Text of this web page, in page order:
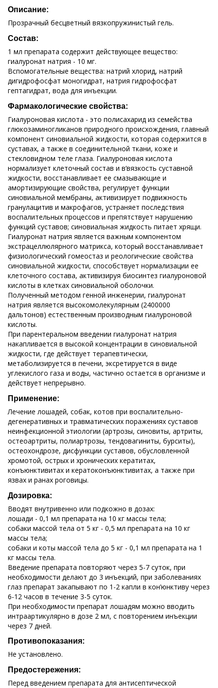
Описание:
Прозрачный бесцветный вязкопружинистый гель.
Состав:
1 мл препарата содержит действующее вещество:
гиалуронат натрия - 10 мг.
Вспомогательные вещества: натрий хлорид, натрий
дигидрофосфат моногидрат, натрия гидрофосфат
гептагидрат, вода для инъекции.
Фармакологические свойства:
Гиалуроновая кислота - это полисахарид из семейства
глюкозаминогликанов природного происхождения, главный
компонент синовиальной жидкости, которая содержится в
суставах, а также в соединительной ткани, коже и
стекловидном теле глаза. Гиалуроновая кислота
нормализует клеточный состав и в’вязкость суставной
жидкости, восстанавливает ее смазывающие и
амортизирующие свойства, регулирует функции
синовиальной мембраны, активизирует подвижность
гранулацитив и макрофагов, устраняет последствия
воспалительных процессов и препятствует нарушению
функций суставов; синовиальная жидкость питает хрящи.
Гиалуронат натрия является важным компонентом
экстрацеллюлярного матрикса, который восстанавливает
физиологический гомеостаз и реологические свойства
синовиальной жидкости, способствует нормализации ее
клеточного состава, активизируя биосинтез гиалуроновой
кислоты в клетках синовиальной оболочки.
Полученный методом генной инженерии, гиалуронат
натрия является высокомолекулярным (2400000
дальтонов) естественным производным гиалуроновой
кислоты.
При парентеральном введении гиалуронат натрия
накапливается в высокой концентрации в синовиальной
жидкости, где действует терапевтически,
метаболизируется в печени, эксретируется в виде
углекислого газа и воды, частично остается в организме и
действует непрерывно.
Применение:
Лечение лошадей, собак, котов при воспалительно-
дегенеративных и травматических поражениях суставов
неинфекционной этиологии (артрозы, синовиты, артриты,
остеоартриты, полиартрозы, тендовагиниты, бурситы),
остеохондрозе, дисфункции суставов, обусловленной
хромотой, острых и хронических кератитах,
конъюнктивитах и кератоконъюнктивитах, а также при
язвах и ранах роговицы.
Дозировка:
Вводят внутривенно или подкожно в дозах:
лошади - 0,1 мл препарата на 10 кг массы тела;
собаки массой тела от 5 кг - 0,5 мл препарата на 10 кг
массы тела;
собаки и коты массой тела до 5 кг - 0,1 мл препарата на 1
кг массы тела.
Введение препарата повторяют через 5-7 суток, при
необходимости делают до 3 инъекций, при заболеваниях
глаз препарат закапывают по 1-2 капли в кон’юнктиву через
6-12 часов в течение 3-5 суток.
При необходимости препарат лошадям можно вводить
интраартикулярно в дозе 2 мл, с повторением инъекции
через 7 дней.
Противопоказания:
Не установлено.
Предостережения:
Перед введением препарата для антисептической